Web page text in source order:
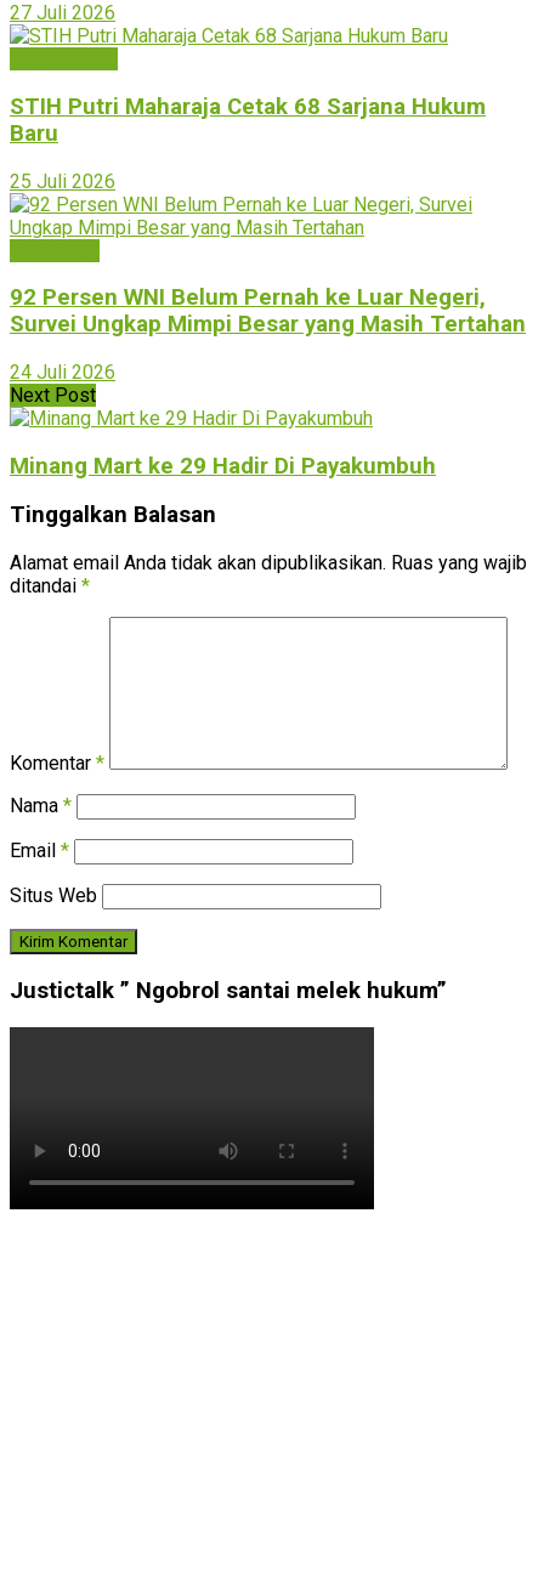
27 Juli 2026
STIH Putri Maharaja Cetak 68 Sarjana Hukum
Baru
25 Juli 2026
92 Persen WNI Belum Pernah ke Luar Negeri,
Survei Ungkap Mimpi Besar yang Masih Tertahan
24 Juli 2026
Next Post
Minang Mart ke 29 Hadir Di Payakumbuh
Tinggalkan Balasan
Alamat email Anda tidak akan dipublikasikan. Ruas yang wajib
ditandai *
Komentar *
Nama *
Email *
Situs Web
Justictalk ” Ngobrol santai melek hukum”